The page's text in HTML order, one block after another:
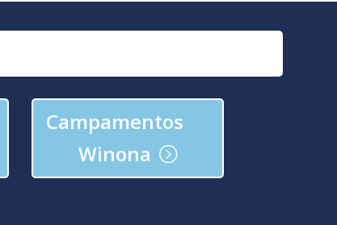
Campamentos
Winona